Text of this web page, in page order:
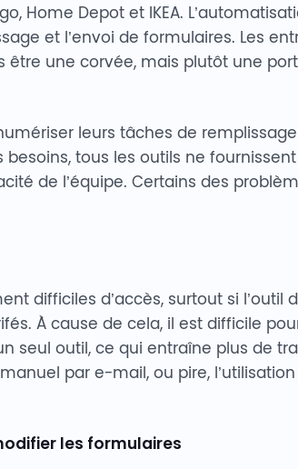
Home Depot et IKEA.
et l’envoi de formulaires. Les
une corvée, mais plutôt une
leurs tâches de
tous les outils ne
de l’équipe. Certains des
difficiles d’accès, surtout si l’outil
À cause de cela, il est difficile
seul outil, ce qui entraîne plus de
par e-mail, ou pire, l’utilisation
les formulaires